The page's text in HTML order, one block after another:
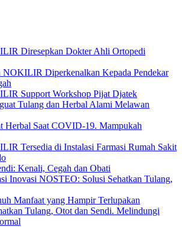
Diresepkan Dokter Ahli Ortopedi
Diperkenalkan Kepada Pendekar
Support Workshop Pijat Djatek
Tulang dan Herbal Alami Melawan
Herbal Saat COVID-19. Mampukah
Tersedia di Instalasi Farmasi Rumah Sakit
Kenali, Cegah dan Obati
Inovasi NOSTEO: Solusi Sehatkan Tulang,
Manfaat yang Hampir Terlupakan
Tulang, Otot dan Sendi. Melindungi